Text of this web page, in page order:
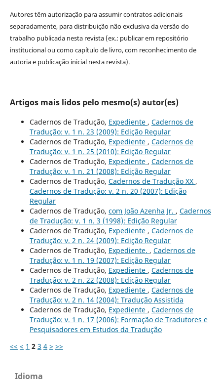
Autores têm autorização para assumir contratos adicionais
separadamente, para distribuição não exclusiva da versão do
trabalho publicada nesta revista (ex.: publicar em repositório
institucional ou como capítulo de livro, com reconhecimento de
autoria e publicação inicial nesta revista).
Artigos mais lidos pelo mesmo(s) autor(es)
Cadernos de Tradução, Expediente , Cadernos de
Tradução: v. 1 n. 23 (2009): Edição Regular
Cadernos de Tradução, Expediente , Cadernos de
Tradução: v. 1 n. 25 (2010): Edição Regular
Cadernos de Tradução, Expediente , Cadernos de
Tradução: v. 1 n. 21 (2008): Edição Regular
Cadernos de Tradução, Cadernos de Tradução XX ,
Cadernos de Tradução: v. 2 n. 20 (2007): Edição
Regular
Cadernos de Tradução, com João Azenha Jr. , Cadernos
de Tradução: v. 1 n. 3 (1998): Edição Regular
Cadernos de Tradução, Expediente , Cadernos de
Tradução: v. 2 n. 24 (2009): Edição Regular
Cadernos de Tradução, Expediente. , Cadernos de
Tradução: v. 1 n. 19 (2007): Edição Regular
Cadernos de Tradução, Expediente , Cadernos de
Tradução: v. 2 n. 22 (2008): Edição Regular
Cadernos de Tradução, Expediente , Cadernos de
Tradução: v. 2 n. 14 (2004): Tradução Assistida
Cadernos de Tradução, Expediente , Cadernos de
Tradução: v. 1 n. 17 (2006): Formação de Tradutores e
Pesquisadores em Estudos da Tradução
<< < 1 2 3 4 > >>
Idioma